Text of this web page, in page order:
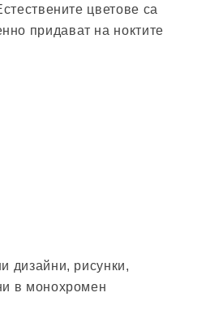
цветове са
придават на ноктите
дизайни, рисунки,
в монохромен